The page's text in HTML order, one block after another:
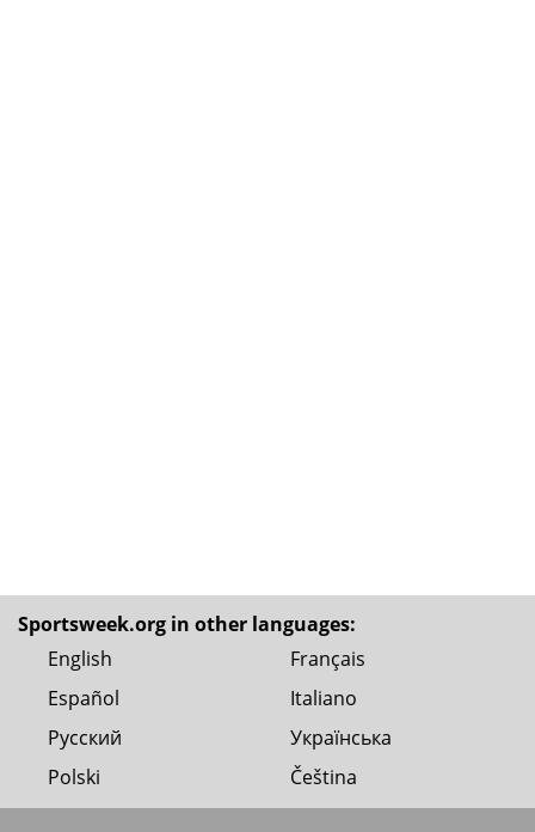
Sportsweek.org in other languages:
English
Français
Español
Italiano
Русский
Українська
Polski
Čeština